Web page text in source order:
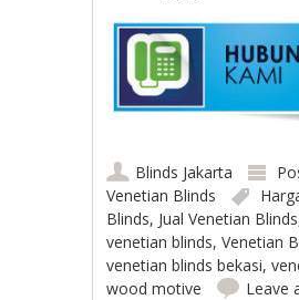
Blinds Jakarta
Venetian Blinds
Blinds, Jual Venetian Blinds
venetian blinds,Venetian
venetian blinds bekasi,
wood motive
Leave